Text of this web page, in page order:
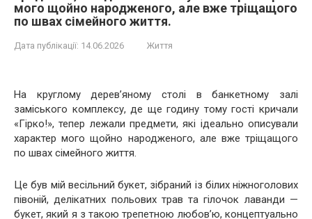
мого щойно народженого, але вже тріщащого
по швах сімейного життя.
Дата публікації: 14.06.2026 Життя
На круглому дерев’яному столі в банкетному залі
заміського комплексу, де ще годину тому гості кричали
«Гірко!», тепер лежали предмети, які ідеально описували
характер мого щойно народженого, але вже тріщащого
по швах сімейного життя.
Це був мій весільний букет, зібраний із білих ніжноголових
півоній, делікатних польових трав та гілочок лаванди —
букет, який я з такою трепетною любов’ю, концептуально